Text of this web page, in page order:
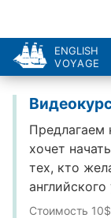
ENGLISH
VOYAGE
Предлагаем
хочет
тех, кто
Стоимость 10$